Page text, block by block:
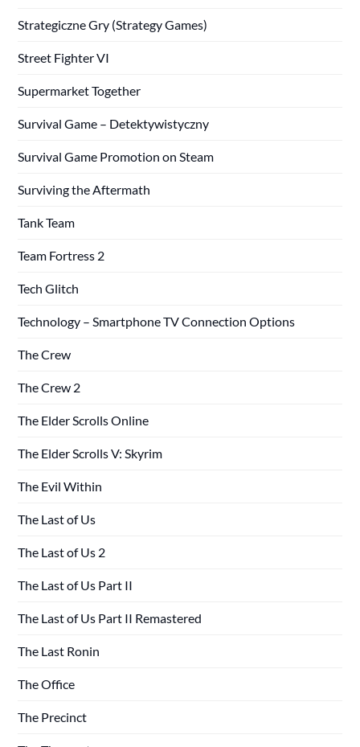
Strategiczne Gry (Strategy Games)
Street Fighter VI
Supermarket Together
Survival Game – Detektywistyczny
Survival Game Promotion on Steam
Surviving the Aftermath
Tank Team
Team Fortress 2
Tech Glitch
Technology – Smartphone TV Connection Options
The Crew
The Crew 2
The Elder Scrolls Online
The Elder Scrolls V: Skyrim
The Evil Within
The Last of Us
The Last of Us 2
The Last of Us Part II
The Last of Us Part II Remastered
The Last Ronin
The Office
The Precinct